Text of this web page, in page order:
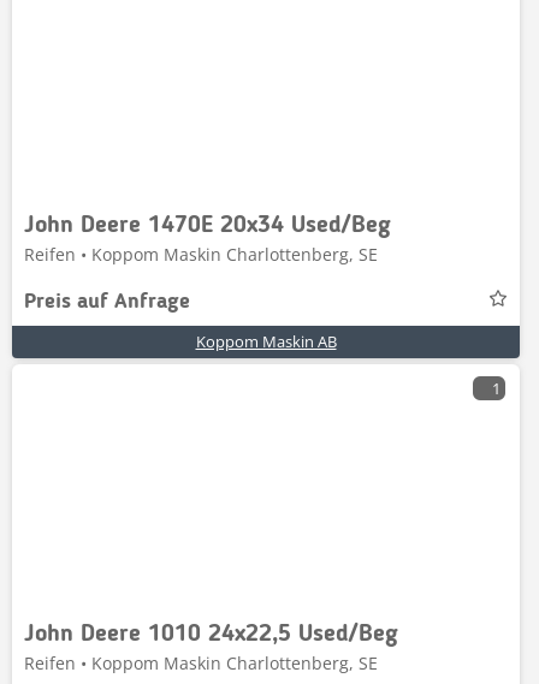
John Deere 1470E 20x34 Used/Beg
Reifen • Koppom Maskin Charlottenberg, SE
Preis auf Anfrage
Koppom Maskin AB
1
John Deere 1010 24x22,5 Used/Beg
Reifen • Koppom Maskin Charlottenberg, SE